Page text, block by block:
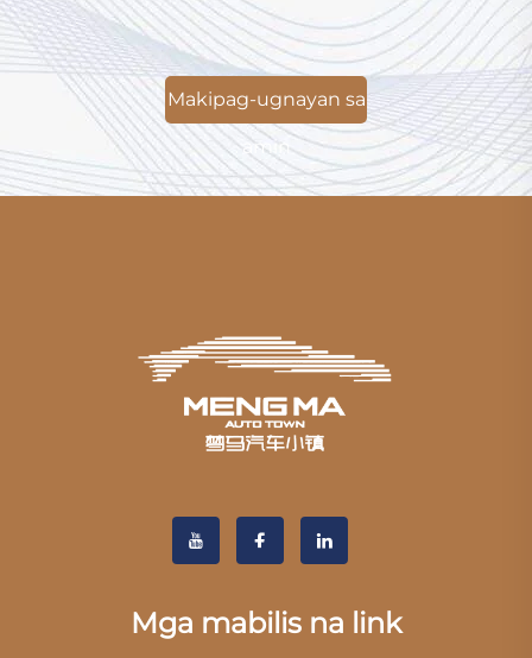
Makipag-ugnayan sa
amin
Mga mabilis na link